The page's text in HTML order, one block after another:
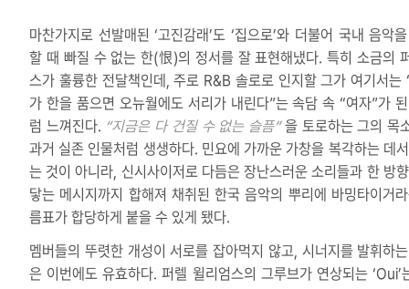
마찬가지로 선발매된 ‘고진감래’도 ‘집으로’와 더불어 국내 음악
할 때 빠질 수 없는 한(恨)의 정서를 잘 표현해냈다. 특히 소금의
스가 훌륭한 전달책인데, 주로 R&B 솔로로 인지할 그가 여기서는
가 한을 품으면 오뉴월에도 서리가 내린다”는 속담 속 “여자”가
럼 느껴진다. “지금은 다 건질 수 없는 슬픔”을 토로하는 그의 목
과거 실존 인물처럼 생생하다. 민요에 가까운 가창을 복각하는 데
는 것이 아니라, 신시사이저로 다듬은 장난스러운 소리들과 한 방
닿는 메시지까지 합해져 채취된 한국 음악의 뿌리에 바밍타이거
름표가 합당하게 붙을 수 있게 됐다.
멤버들의 뚜렷한 개성이 서로를 잡아먹지 않고, 시너지를 발휘하
은 이번에도 유효하다. 퍼렐 윌리엄스의 그루브가 연상되는 ‘Oui’